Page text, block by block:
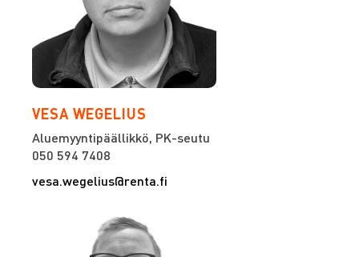
VESA WEGELIUS
Aluemyyntipäällikkö, PK-seutu
050 594 7408
vesa.wegelius@renta.fi